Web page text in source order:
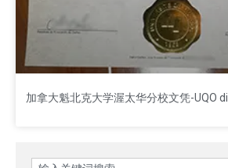
加拿大魁北克大学渥太华分校文凭-UQO
Search